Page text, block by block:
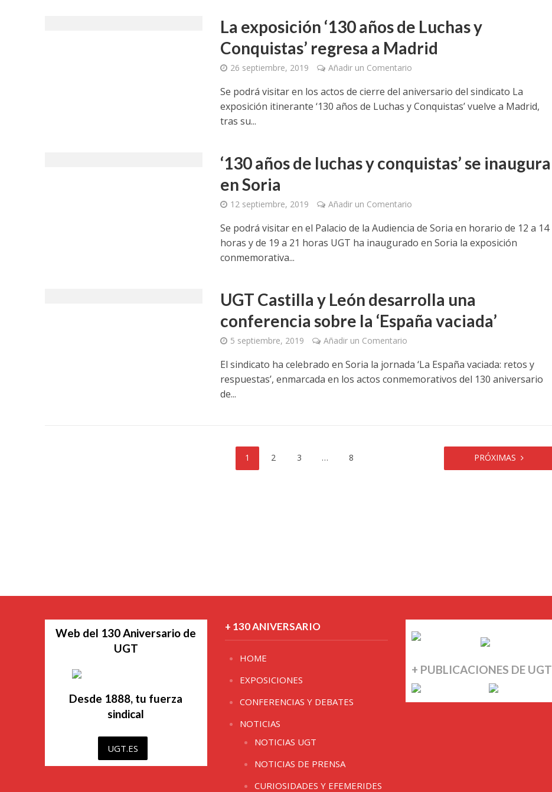
La exposición ‘130 años de Luchas y
Conquistas’ regresa a Madrid
26 septiembre, 2019 Añadir un Comentario
Se podrá visitar en los actos de cierre del aniversario del sindicato La
exposición itinerante ‘130 años de Luchas y Conquistas’ vuelve a Madrid,
tras su...
‘130 años de luchas y conquistas’ se inaugura
en Soria
12 septiembre, 2019 Añadir un Comentario
Se podrá visitar en el Palacio de la Audiencia de Soria en horario de 12 a 14
horas y de 19 a 21 horas UGT ha inaugurado en Soria la exposición
conmemorativa...
UGT Castilla y León desarrolla una
conferencia sobre la ‘España vaciada’
5 septiembre, 2019 Añadir un Comentario
El sindicato ha celebrado en Soria la jornada ‘La España vaciada: retos y
respuestas’, enmarcada en los actos conmemorativos del 130 aniversario
de...
1 2 3 … 8 PRÓXIMAS
Web del 130 Aniversario de
UGT
Desde 1888, tu fuerza
sindical
UGT.ES
+ 130 ANIVERSARIO
HOME
EXPOSICIONES
CONFERENCIAS Y DEBATES
NOTICIAS
NOTICIAS UGT
NOTICIAS DE PRENSA
CURIOSIDADES Y EFEMERIDES
+ PUBLICACIONES DE UGT